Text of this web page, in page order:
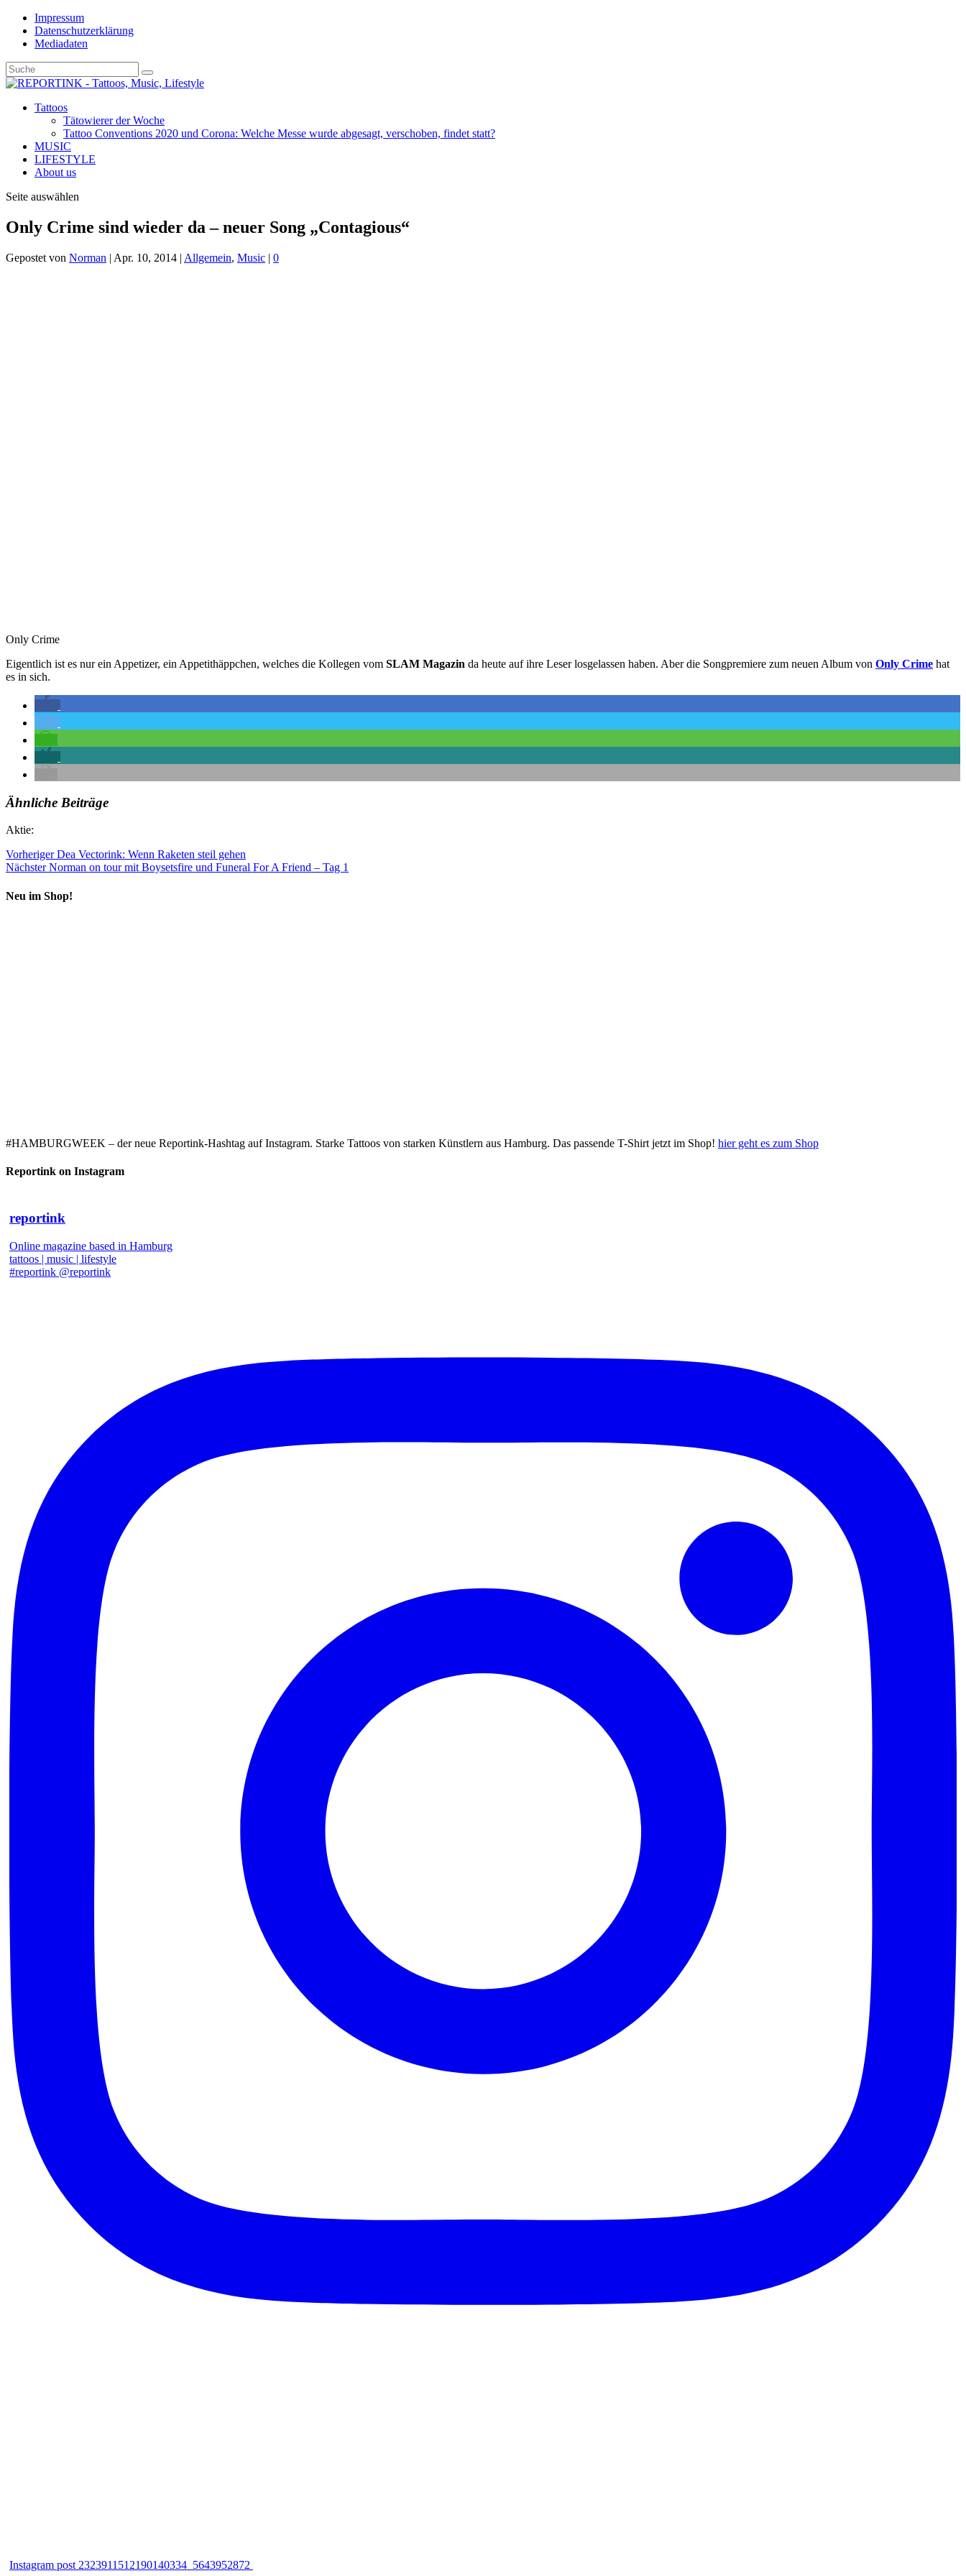
Impressum
Datenschutzerklärung
Mediadaten
Tattoos
Tätowierer der Woche
Tattoo Conventions 2020 und Corona: Welche Messe wurde abgesagt, verschoben, findet statt?
MUSIC
LIFESTYLE
About us
Seite auswählen
Only Crime sind wieder da – neuer Song „Contagious“
Gepostet von Norman | Apr. 10, 2014 | Allgemein, Music | 0
Only Crime
Eigentlich ist es nur ein Appetizer, ein Appetithäppchen, welches die Kollegen vom SLAM Magazin da heute auf ihre Leser losgelassen haben. Aber die Songpremiere zum neuen Album von Only Crime hat
es in sich.
Ähnliche Beiträge
Aktie:
Vorheriger Dea Vectorink: Wenn Raketen steil gehen
Nächster Norman on tour mit Boysetsfire und Funeral For A Friend – Tag 1
Neu im Shop!
#HAMBURGWEEK – der neue Reportink-Hashtag auf Instagram. Starke Tattoos von starken Künstlern aus Hamburg. Das passende T-Shirt jetzt im Shop! hier geht es zum Shop
Reportink on Instagram
reportink
Online magazine based in Hamburg
tattoos | music | lifestyle
#reportink @reportink
Instagram post 2323911512190140334_5643952872